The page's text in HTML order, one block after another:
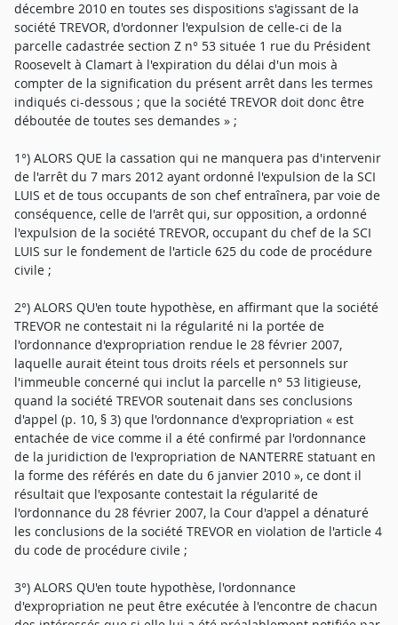
décembre 2010 en toutes ses dispositions s'agissant de la
société TREVOR, d'ordonner l'expulsion de celle-ci de la
parcelle cadastrée section Z n° 53 située 1 rue du Président
Roosevelt à Clamart à l'expiration du délai d'un mois à
compter de la signification du présent arrêt dans les termes
indiqués ci-dessous ; que la société TREVOR doit donc être
déboutée de toutes ses demandes » ;
1°) ALORS QUE la cassation qui ne manquera pas d'intervenir
de l'arrêt du 7 mars 2012 ayant ordonné l'expulsion de la SCI
LUIS et de tous occupants de son chef entraînera, par voie de
conséquence, celle de l'arrêt qui, sur opposition, a ordonné
l'expulsion de la société TREVOR, occupant du chef de la SCI
LUIS sur le fondement de l'article 625 du code de procédure
civile ;
2°) ALORS QU'en toute hypothèse, en affirmant que la société
TREVOR ne contestait ni la régularité ni la portée de
l'ordonnance d'expropriation rendue le 28 février 2007,
laquelle aurait éteint tous droits réels et personnels sur
l'immeuble concerné qui inclut la parcelle n° 53 litigieuse,
quand la société TREVOR soutenait dans ses conclusions
d'appel (p. 10, § 3) que l'ordonnance d'expropriation « est
entachée de vice comme il a été confirmé par l'ordonnance
de la juridiction de l'expropriation de NANTERRE statuant en
la forme des référés en date du 6 janvier 2010 », ce dont il
résultait que l'exposante contestait la régularité de
l'ordonnance du 28 février 2007, la Cour d'appel a dénaturé
les conclusions de la société TREVOR en violation de l'article 4
du code de procédure civile ;
3°) ALORS QU'en toute hypothèse, l'ordonnance
d'expropriation ne peut être exécutée à l'encontre de chacun